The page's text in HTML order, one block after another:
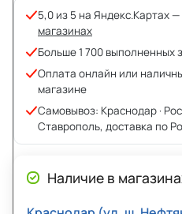
5,0 из 5 на Яндекс.Картах —
магазинах
Больше 1 700 выполненных
Оплата онлайн или
магазине
Самовывоз: Краснодар ·
Ставрополь, доставка по
Наличие в